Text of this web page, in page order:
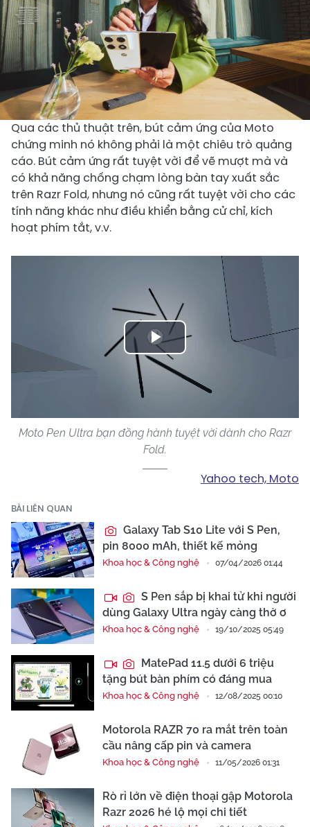
Qua các thủ thuật trên, bút cảm ứng của Moto
chứng minh nó không phải là một chiêu trò quảng
cáo. Bút cảm ứng rất tuyệt vời để vẽ mượt mà và
có khả năng chống chạm lòng bàn tay xuất sắc
trên Razr Fold, nhưng nó cũng rất tuyệt vời cho các
tính năng khác như điều khiển bằng cử chỉ, kích
hoạt phím tắt, v.v.
Play
Video
Moto Pen Ultra bạn đồng hành tuyệt vời dành cho Razr
Fold.
Yahoo tech, Moto
BÀI LIÊN QUAN
Galaxy Tab S10 Lite với S Pen,
pin 8000 mAh, thiết kế mỏng
Khoa học & Công nghệ 07/04/2026 01:44
S Pen sắp bị khai tử khi người
dùng Galaxy Ultra ngày càng thờ ơ
Khoa học & Công nghệ 19/10/2025 05:49
MatePad 11.5 dưới 6 triệu
tặng bút bàn phím có đáng mua
Khoa học & Công nghệ 12/08/2025 00:10
Motorola RAZR 70 ra mắt trên toàn
cầu nâng cấp pin và camera
Khoa học & Công nghệ 11/05/2026 01:31
Rò rỉ lớn về điện thoại gập Motorola
Razr 2026 hé lộ mọi chi tiết